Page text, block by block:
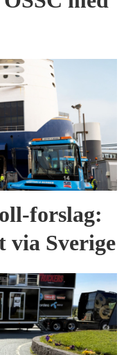
forslag:
via Sverige